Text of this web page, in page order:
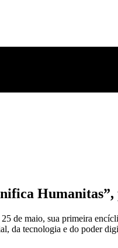
de maio, sua primeira
da tecnologia e do poder